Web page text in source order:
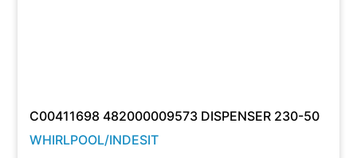
C00411698 482000009573 DISPENSER 230-50
WHIRLPOOL/INDESIT